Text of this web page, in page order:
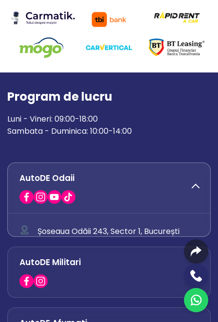
Program de lucru
Luni - Vineri: 09:00-18:00
Sambata - Duminica: 10:00-14:00
AutoDE Odaii
Șoseaua Odăii 243, Sector 1, București
0758 671 921
0742 444 194
office.odaii@autode.ro
AutoDE Militari